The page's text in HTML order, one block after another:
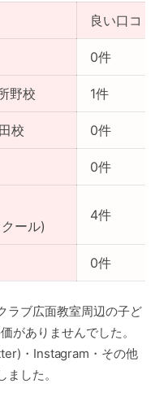
良い口コ
0件
野校 1件
校 0件
0件
ール)
4件
0件
ラブ広面教室周辺の子ど
がありませんでした。
・Instagram・その他
した。